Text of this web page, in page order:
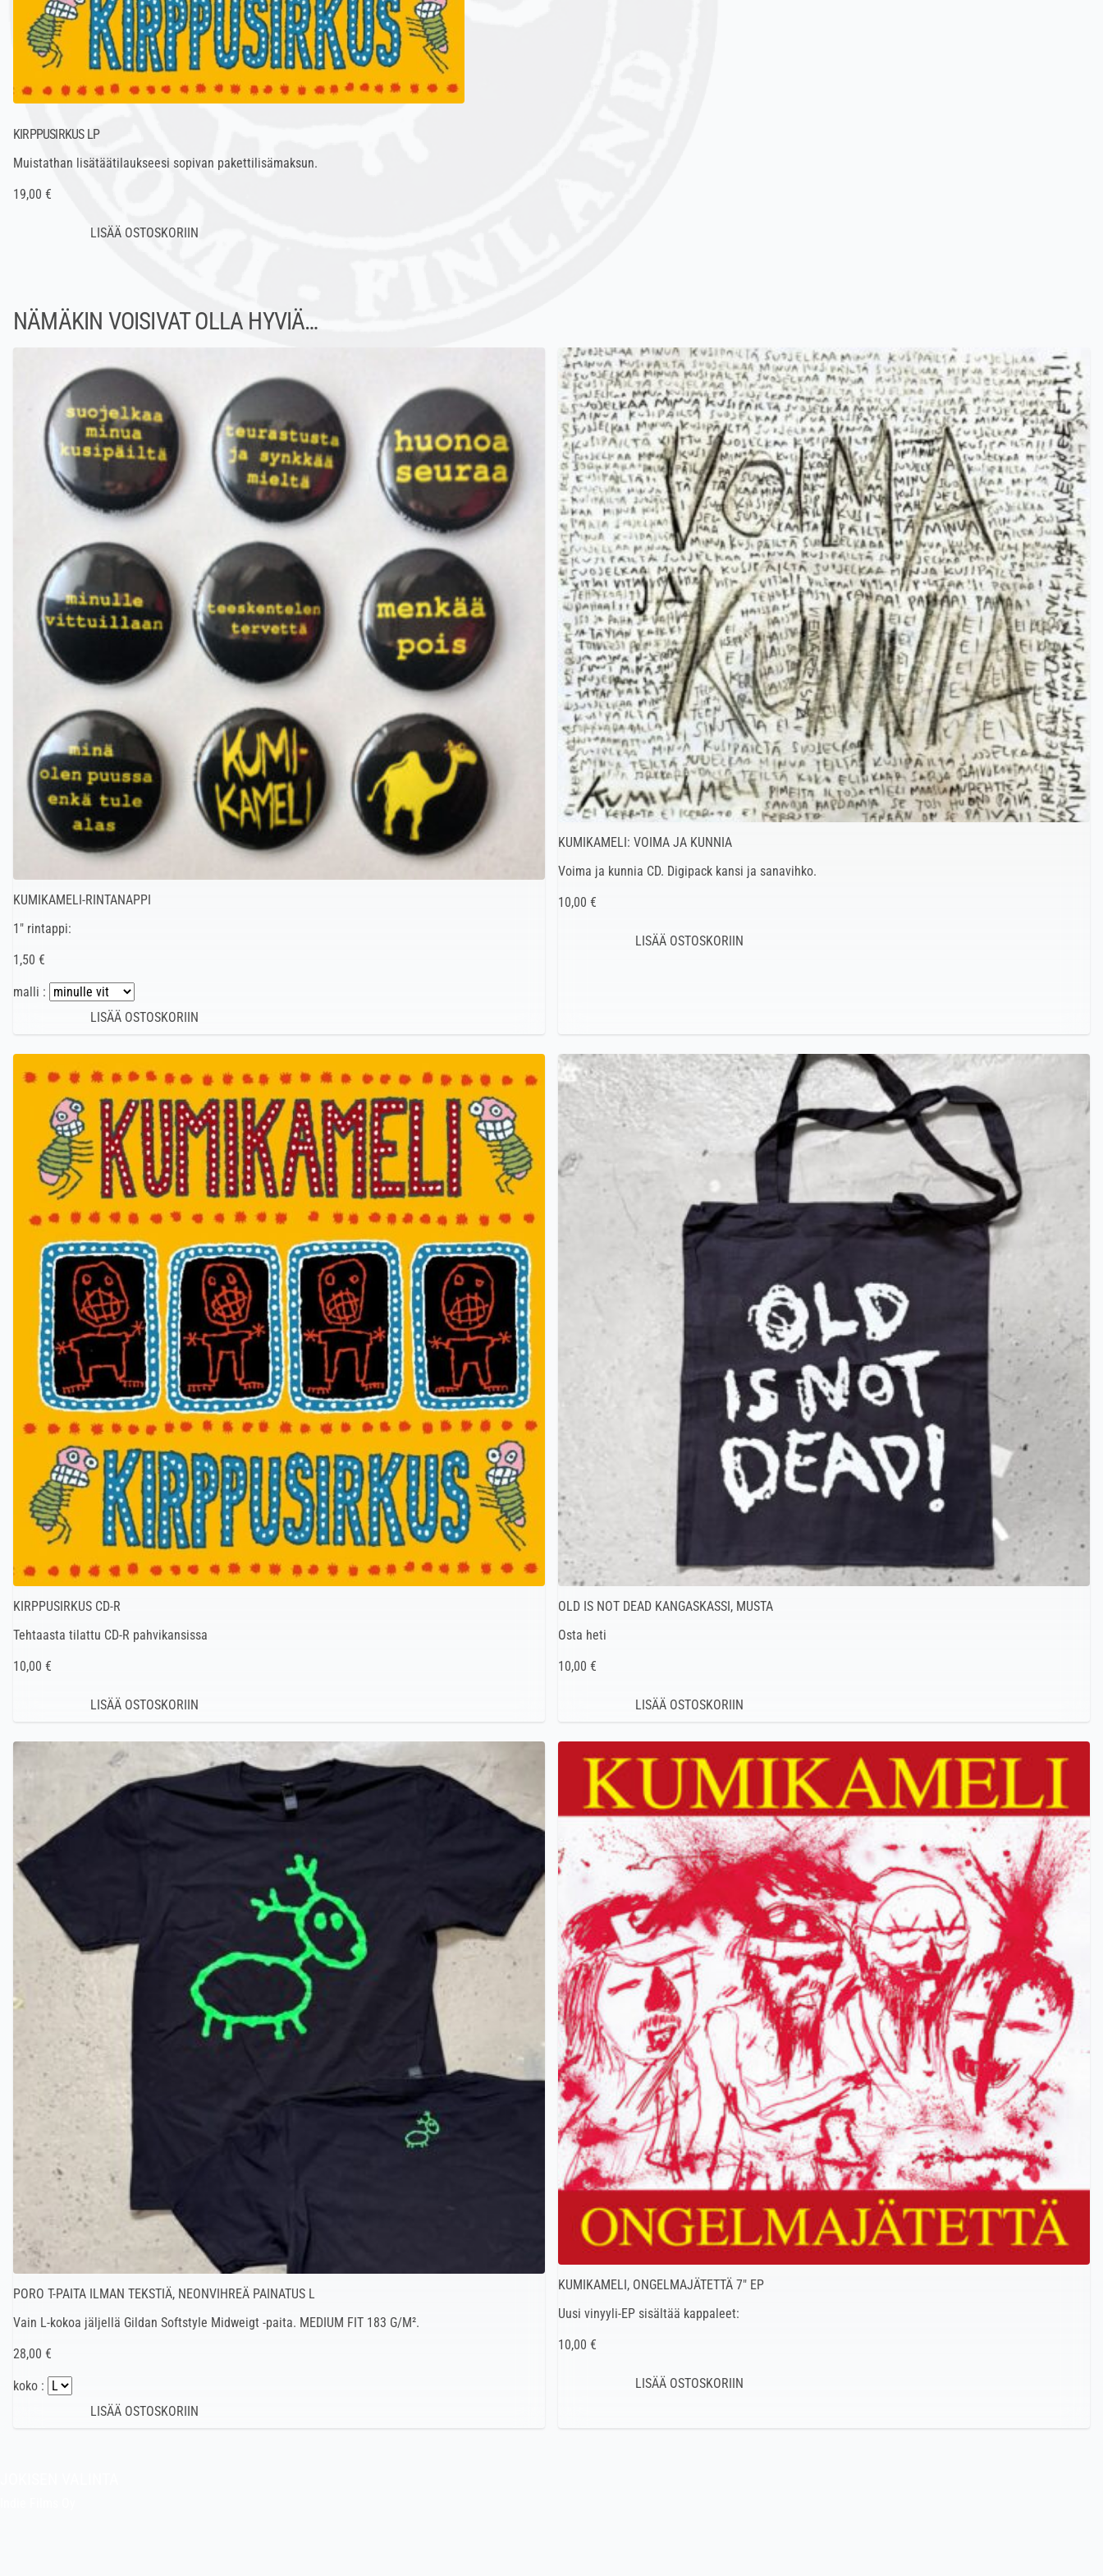
KIRPPUSIRKUS LP
Muistathan lisätäätilaukseesi sopivan pakettilisämaksun.
19,00 €
NÄMÄKIN VOISIVAT OLLA HYVIÄ…
KUMIKAMELI-RINTANAPPI
1″ rintappi:
1,50 €
malli :
KUMIKAMELI: VOIMA JA KUNNIA
Voima ja kunnia CD. Digipack kansi ja sanavihko.
10,00 €
KIRPPUSIRKUS CD-R
Tehtaasta tilattu CD-R pahvikansissa
10,00 €
OLD IS NOT DEAD KANGASKASSI, MUSTA
Osta heti
10,00 €
PORO T-PAITA ILMAN TEKSTIÄ, NEONVIHREÄ PAINATUS L
Vain L-kokoa jäljellä Gildan Softstyle Midweigt -paita. MEDIUM FIT 183 G/M².
28,00 €
koko :
KUMIKAMELI, ONGELMAJÄTETTÄ 7″ EP
Uusi vinyyli-EP sisältää kappaleet:
10,00 €